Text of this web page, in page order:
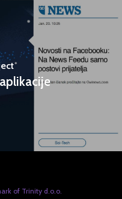
of Trinity d.o.o.